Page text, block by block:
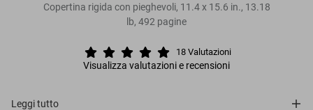
Copertina rigida con pieghevoli, 11.4x 15.6 in., 13.18
lb, 492 pagine
18 Valutazioni
Visualizza valutazioni e recensioni
Leggi tutto